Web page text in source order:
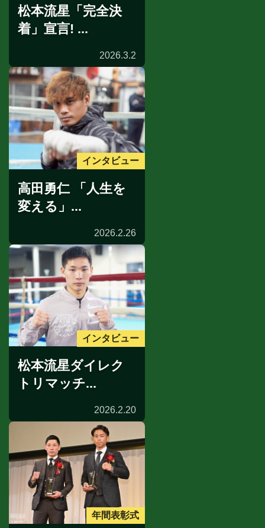
松本流星「完全決
着」宣言! ...
2026.3.2
インタビュー
高田勇仁 「人生を
変える」...
2026.2.26
インタビュー
松本流星ダイレク
トリマッチ...
2026.2.20
年間表彰式